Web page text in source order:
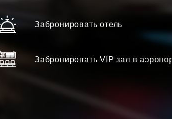
Забронировать отель
Забронировать VIP зал в